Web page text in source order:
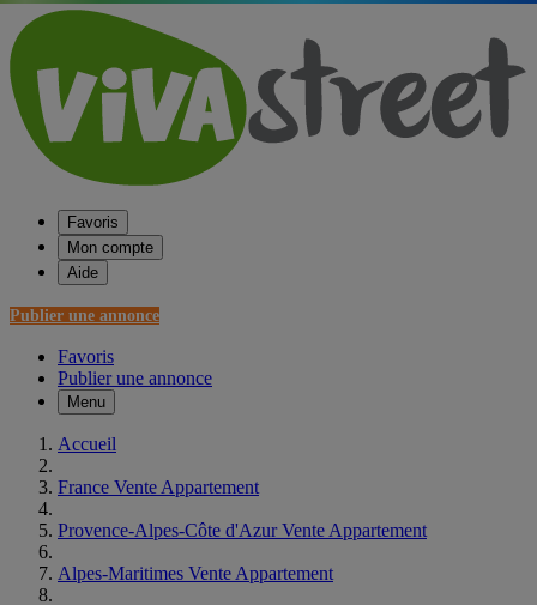
Favoris
Mon compte
Aide
Publier une annonce
Favoris
Publier une annonce
Menu
Accueil
France Vente Appartement
Provence-Alpes-Côte d'Azur Vente Appartement
Alpes-Maritimes Vente Appartement